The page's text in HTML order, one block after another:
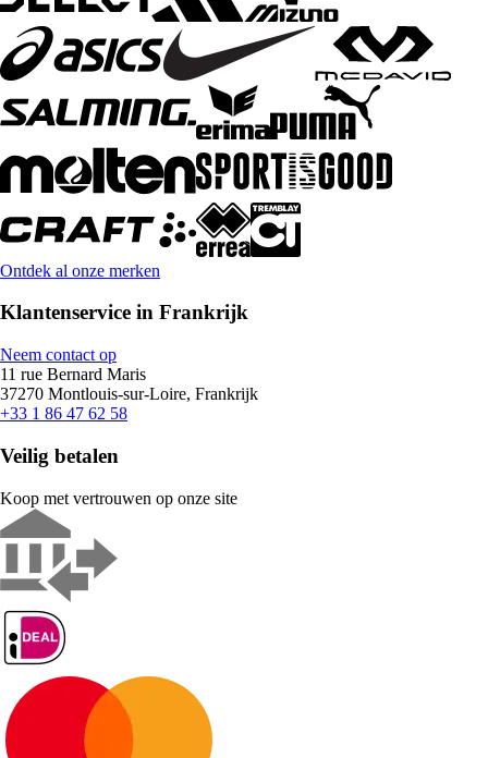
Ontdek al onze merken
Klantenservice in Frankrijk
Neem contact op
11 rue Bernard Maris
37270 Montlouis-sur-Loire, Frankrijk
+33 1 86 47 62 58
Veilig betalen
Koop met vertrouwen op onze site